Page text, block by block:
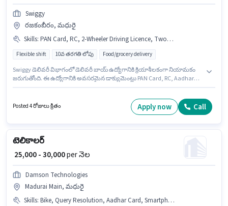
Swiggy
రజకంబీరం, మధురై
Skills: PAN Card, RC, 2-Wheeler Driving Licence, Two-Wheeler Driving, Cycle, Smartphone, Aadhar Card, Bank Account, Bike
Flexible shift 10వ తరగతి లోపు Food/grocery delivery
Swiggy డెలివరీ విభాగంలో డెలివరీ బాయ్ ఉద్యోగానికి క్రియాశీలకంగా నియామకం
జరుగుతోంది. ఈ ఉద్యోగానికి అవసరమైన డాక్యుమెంట్లు PAN Card, RC, Aadhar
Bike, Smartphone, Cycle ఉండాలి. ఈ ఉద్యోగానికి 10వ తరగతి లోపు అర్హత ఉన్న
అభ్యర్థులు దరఖాస్తు చేయవచ్చు. ఈ ఉద్యోగానికి అర్హత పొందేందుకు అభ్యర్థికి Two-
Posted 4 రోజులు క్రితం Apply now Call
టెలికాలర్
₹ 25,000 - 30,000per నెల
Damson Technologies
Madurai Main, మధురై
Skills: Bike, Query Resolution, Aadhar Card, Smartphone, Bank Account, PAN Card